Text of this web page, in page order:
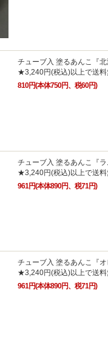
チューブ入 塗るあんこ『北
★3,240円(税込)以上で送
810円(本体750円、税60円)
チューブ入 塗るあんこ『ラ
★3,240円(税込)以上で送
961円(本体890円、税71円)
チューブ入 塗るあんこ『オ
★3,240円(税込)以上で送
961円(本体890円、税71円)